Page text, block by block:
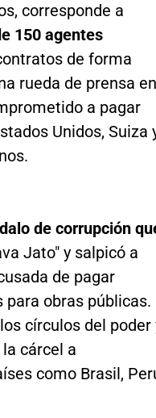
corresponde a
150 agentes
de forma
rueda de prensa en
a pagar
Unidos, Suiza
de corrupción
Jato" y salpicó a
de pagar
obras públicas.
círculos del poder
cárcel a
como Brasil,